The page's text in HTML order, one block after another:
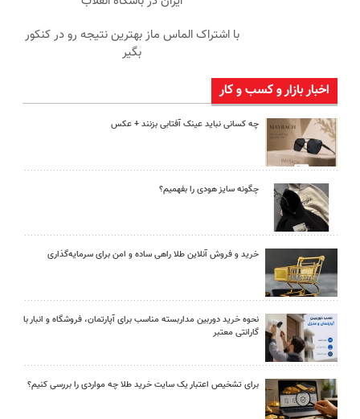
با اشتراک الماس ماز بهترین نتیجه رو در کنکور
بگیر
اخبار بازار و کسب و کار
چه کسانی نباید عینک آفتابی بزنند + عکس
چگونه سایز هودی را بفهمیم؟
خرید و فروش آنلاین طلا راهی ساده و امن برای سرمایه‌گذاری
نحوه خرید دوربین مداربسته مناسب برای آپارتمان، فروشگاه و انبار با
گارانتی معتبر
برای تشخیص اعتبار یک سایت خرید طلا چه مواردی را بررسی کنیم؟